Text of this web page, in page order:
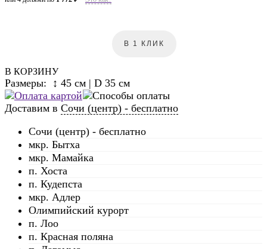
В КОРЗИНУ
В 1 КЛИК
Размеры: ↕ 45 см | D 35 см
Доставим в Сочи (центр) - бесплатно
Сочи (центр) - бесплатно
мкр. Бытха
мкр. Мамайка
п. Хоста
п. Кудепста
мкр. Адлер
Олимпийский курорт
п. Лоо
п. Красная поляна